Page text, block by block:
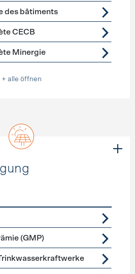
des bâtiments
CECB
Minergie
+ alle öffnen
(GMP)